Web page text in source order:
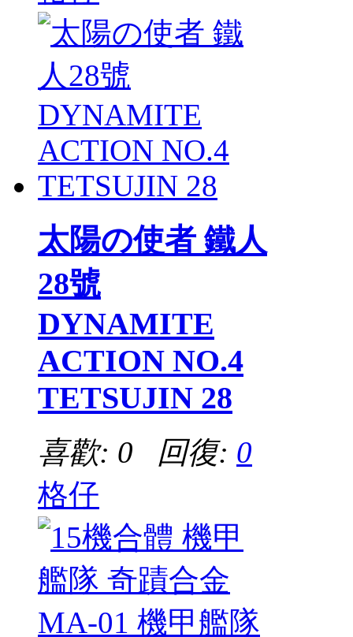
太陽の使者 鐵人
28號
DYNAMITE
ACTION NO.4
TETSUJIN 28
喜歡: 0 回復: 0
格仔